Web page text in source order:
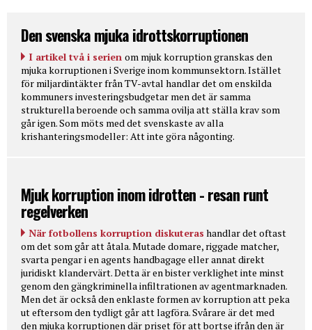
Den svenska mjuka idrottskorruptionen
I artikel två i serien om mjuk korruption granskas den
mjuka korruptionen i Sverige inom kommunsektorn. Istället
för miljardintäkter från TV-avtal handlar det om enskilda
kommuners investeringsbudgetar men det är samma
strukturella beroende och samma ovilja att ställa krav som
går igen. Som möts med det svenskaste av alla
krishanteringsmodeller: Att inte göra någonting.
Mjuk korruption inom idrotten - resan runt
regelverken
När fotbollens korruption diskuteras handlar det oftast
om det som går att åtala. Mutade domare, riggade matcher,
svarta pengar i en agents handbagage eller annat direkt
juridiskt klandervärt. Detta är en bister verklighet inte minst
genom den gängkriminella infiltrationen av agentmarknaden.
Men det är också den enklaste formen av korruption att peka
ut eftersom den tydligt går att lagföra. Svårare är det med
den mjuka korruptionen där priset för att bortse ifrån den är